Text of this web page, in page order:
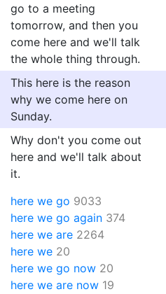
go to a meeting
tomorrow, and then you
come here and we'll talk
the whole thing through.
This here is the reason
why we come here on
Sunday.
Why don't you come out
here and we'll talk about
it.
here we go 9033
here we go again 374
here we are 2264
here we 20
here we go now 20
here we are now 19